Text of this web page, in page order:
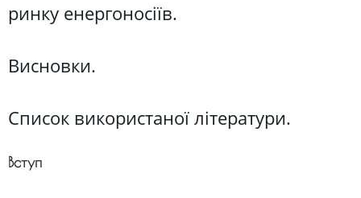
ринку енергоносіїв.
Висновки.
Список використаної літератури.
Вступ